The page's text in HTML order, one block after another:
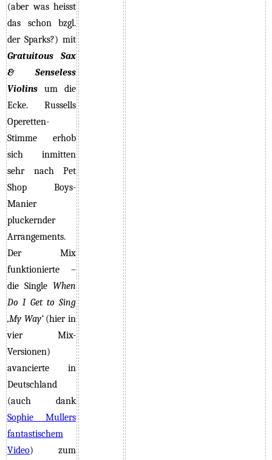
(aber was heisst
das schon bzgl.
der Sparks?) mit
Gratuitous Sax
& Senseless
Violins
um die
Ecke. Russells
Operetten-
Stimme erhob
sich inmitten
sehr nach Pet
Shop Boys-
Manier
pluckernder
Arrangements.
Der Mix
funktionierte –
die Single When
Do I Get to Sing
‚My Way‘(hier in
vier Mix-
Versionen)
avancierte in
Deutschland
(auch dank
Sophie Mullers
fantastischem
Video) zum